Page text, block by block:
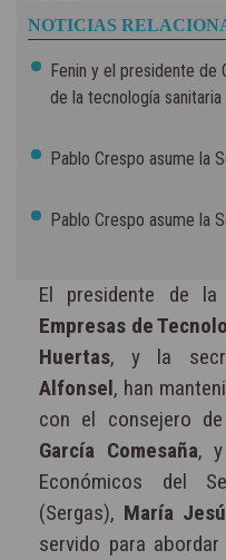
NOTICIAS
Fenin y el presidente de
de la tecnología
Pablo Crespo asume la
Pablo Crespo asume la
El presidente de la
Empresas de
Huertas, y la
Alfonsel, han
con el consejero
García Comesaña, y
Económicos del
(Sergas), María
servido para